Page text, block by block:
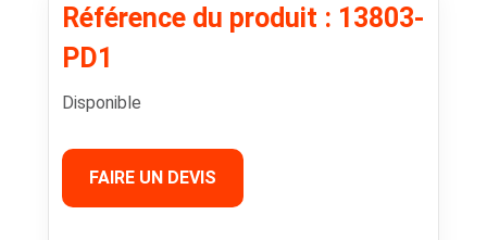
Référence du produit : 13803-
PD1
Disponible
FAIRE UN DEVIS